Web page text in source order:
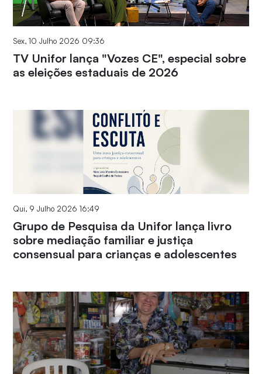
Sex, 10 Julho 2026 09:36
TV Unifor lança "Vozes CE", especial sobre
as eleições estaduais de 2026
Qui, 9 Julho 2026 16:49
Grupo de Pesquisa da Unifor lança livro
sobre mediação familiar e justiça
consensual para crianças e adolescentes